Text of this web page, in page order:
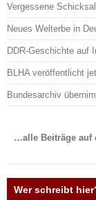
Vergessene
Neues Welterbe in
DDR-Geschichte auf
BLHA veröffentlicht
Bundesarchiv
…alle Beiträge auf
Wer schreibt